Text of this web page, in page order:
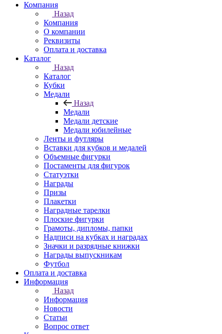
Компания
Назад
Компания
О компании
Реквизиты
Оплата и доставка
Каталог
Назад
Каталог
Кубки
Медали
Назад
Медали
Медали детские
Медали юбилейные
Ленты и футляры
Вставки для кубков и медалей
Объемные фигурки
Постаменты для фигурок
Статуэтки
Награды
Призы
Плакетки
Наградные тарелки
Плоские фигурки
Грамоты, дипломы, папки
Надписи на кубках и наградах
Значки и разрядные книжки
Награды выпускникам
Футбол
Оплата и доставка
Информация
Назад
Информация
Новости
Статьи
Вопрос ответ